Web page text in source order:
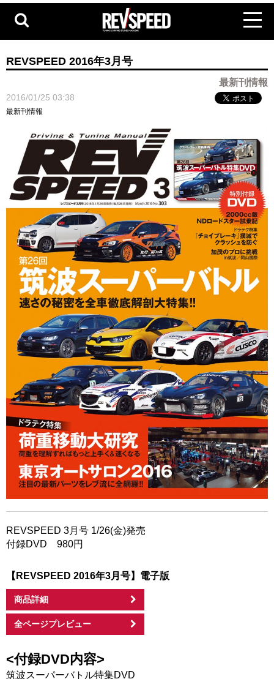
REVSPEED 2016年3月号
最新刊情報
2016/01/25 03:38
最新刊情報
REVSPEED 3月号 1/26(金)発売
付録DVD 980円
【REVSPEED 2016年3月号】電子版
商品詳細
全ページプレビュー
<付録DVD内容>
筑波スーパーバトル特集DVD